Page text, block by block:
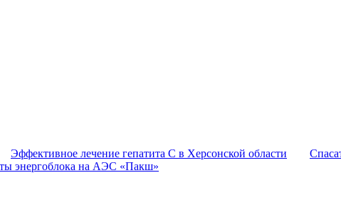
Эффективное лечение гепатита C в Херсонской области
энергоблока на АЭС «Пакш»